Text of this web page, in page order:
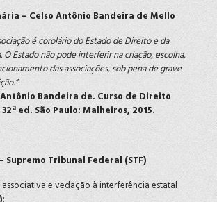
– Celso Antônio Bandeira de Mello
é corolário do Estado de Direito e da
Estado não pode interferir na criação, escolha,
das associações, sob pena de grave
Antônio Bandeira de. Curso de Direito
ed. São Paulo: Malheiros, 2015.
Supremo Tribunal Federal (STF)
e vedação à interferência estatal